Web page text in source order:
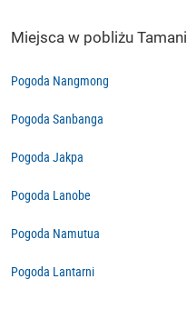
Miejsca w pobliżu Tamani
Pogoda Nangmong
Pogoda Sanbanga
Pogoda Jakpa
Pogoda Lanobe
Pogoda Namutua
Pogoda Lantarni